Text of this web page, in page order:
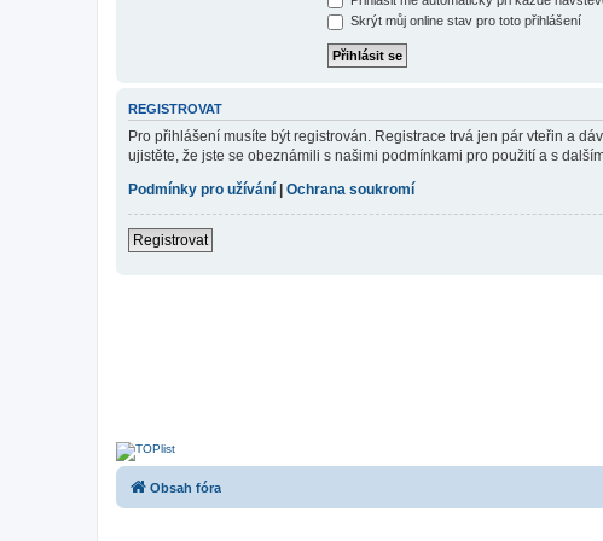
Skrýt můj online stav pro toto přihlášení
REGISTROVAT
Pro přihlášení musíte být registrován. Registrace trvá jen pár vteřin a
ujistěte, že jste se obeznámili s našimi podmínkami pro použití a s
Podmínky pro užívání
Ochrana soukromí
Registrovat
Obsah fóra